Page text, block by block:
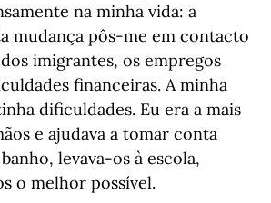
na minha vida: a
mudança pôs-me em contacto
imigrantes, os empregos
financeiras. A minha
dificuldades. Eu era a mais
e ajudava a tomar conta
levava-os à escola,
o melhor possível.